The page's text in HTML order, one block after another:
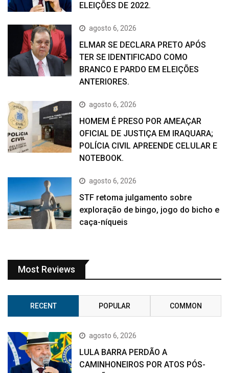
ELEIÇÕES DE 2022.
agosto 6, 2026
ELMAR SE DECLARA PRETO APÓS
TER SE IDENTIFICADO COMO
BRANCO E PARDO EM ELEIÇÕES
ANTERIORES.
agosto 6, 2026
HOMEM É PRESO POR AMEAÇAR
OFICIAL DE JUSTIÇA EM IRAQUARA;
POLÍCIA CIVIL APREENDE CELULAR E
NOTEBOOK.
agosto 6, 2026
STF retoma julgamento sobre
exploração de bingo, jogo do bicho e
caça-níqueis
Most Reviews
RECENT POPULAR COMMON
agosto 6, 2026
LULA BARRA PERDÃO A
CAMINHONEIROS POR ATOS PÓS-